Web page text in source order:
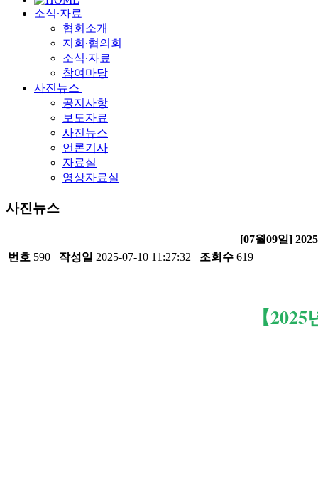
소식∙자료
협회소개
지회∙협의회
소식∙자료
참여마당
사진뉴스
공지사항
보도자료
사진뉴스
언론기사
자료실
영상자료실
사진뉴스
[07월09일]
번호 590 작성일 2025-07-10 11:27:32 조회수 619
【2025